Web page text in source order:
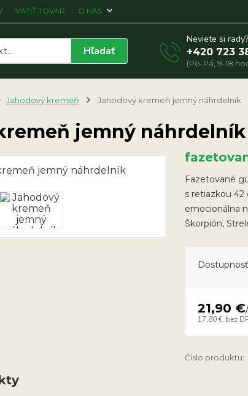
VÁTIŤ TOVAR O NÁS
Hľadať
Neviete si
+420 723
(Po-Pá, 9-18
Jahodový kremeň Jahodový kremeň jemný náhrdelník
jemný náhrdelník
Fazetované
s retiazkou 42
emocionálna
Škorpión,
Dostupnosť
21,90 €/
17,80 € bez
Číslo produktu: